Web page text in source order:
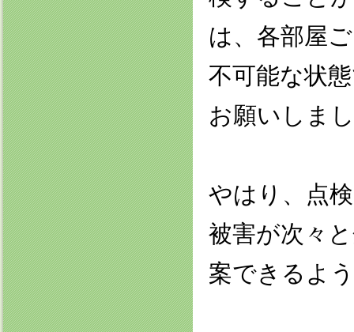
は、各部屋
不可能な状
お願いしま
やはり、点
被害が次々
案できるよ